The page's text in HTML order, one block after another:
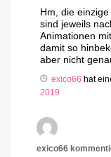
Hm, die
sind jeweils
Animationen
damit so
aber nicht
exico66 hat
2019
exico66